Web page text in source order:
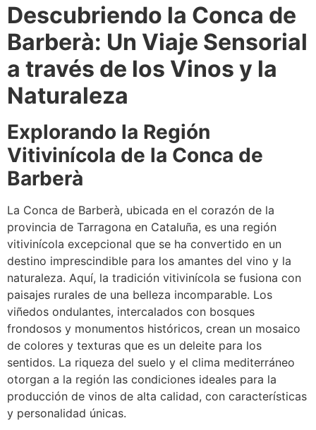
Descubriendo la Conca de
Barberà: Un Viaje Sensorial
a través de los Vinos y la
Naturaleza
Explorando la Región
Vitivinícola de la Conca de
Barberà
La Conca de Barberà, ubicada en el corazón de la
provincia de Tarragona en Cataluña, es una región
vitivinícola excepcional que se ha convertido en un
destino imprescindible para los amantes del vino y la
naturaleza. Aquí, la tradición vitivinícola se fusiona con
paisajes rurales de una belleza incomparable. Los
viñedos ondulantes, intercalados con bosques
frondosos y monumentos históricos, crean un mosaico
de colores y texturas que es un deleite para los
sentidos. La riqueza del suelo y el clima mediterráneo
otorgan a la región las condiciones ideales para la
producción de vinos de alta calidad, con características
y personalidad únicas.